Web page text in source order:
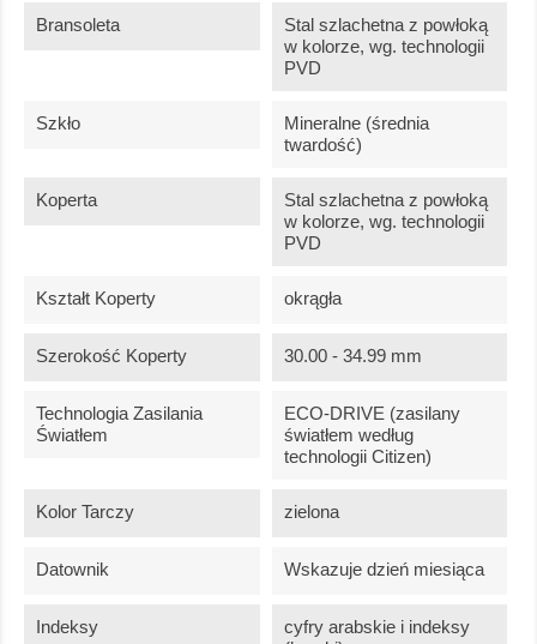
Bransoleta
Stal szlachetna z powłoką
w kolorze, wg. technologii
PVD
Szkło
Mineralne (średnia
twardość)
Koperta
Stal szlachetna z powłoką
w kolorze, wg. technologii
PVD
Kształt Koperty okrągła
Szerokość Koperty 30.00 - 34.99 mm
Technologia Zasilania
Światłem
ECO-DRIVE (zasilany
światłem według
technologii Citizen)
Kolor Tarczy zielona
Datownik Wskazuje dzień miesiąca
Indeksy
cyfry arabskie i indeksy